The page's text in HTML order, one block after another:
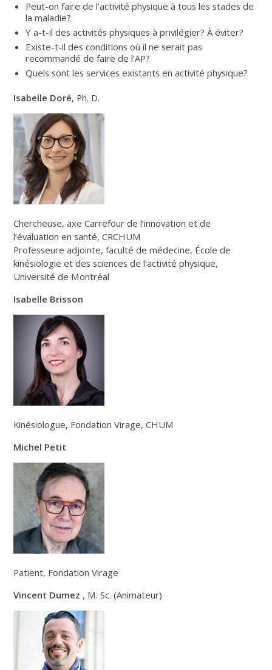
Peut-on faire de l’activité physique à tous les stades de
la maladie?
Y a-t-il des activités physiques à privilégier? À éviter?
Existe-t-il des conditions où il ne serait pas
recommandé de faire de l’AP?
Quels sont les services existants en activité physique?
Isabelle Doré, Ph. D.
Chercheuse, axe Carrefour de l’innovation et de
l’évaluation en santé, CRCHUM
Professeure adjointe, faculté de médecine, École de
kinésiologie et des sciences de l’activité physique,
Université de Montréal
Isabelle Brisson
Kinésiologue, Fondation Virage, CHUM
Michel Petit
Patient, Fondation Virage
Vincent Dumez , M. Sc. (Animateur)